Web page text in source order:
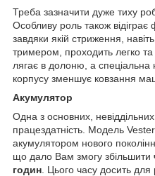
Треба зазначити дуже тиху
Особливу роль також відіграє
завдяки якій стриження,
тримером, проходить легко
лягає в долоню, а спеціальна
корпусу зменшує ковзання
Акумулятор
Одна з основних,
працездатність. Модель
акумулятором нового
що дало Вам змогу збільшити
годин . Цього часу досить для